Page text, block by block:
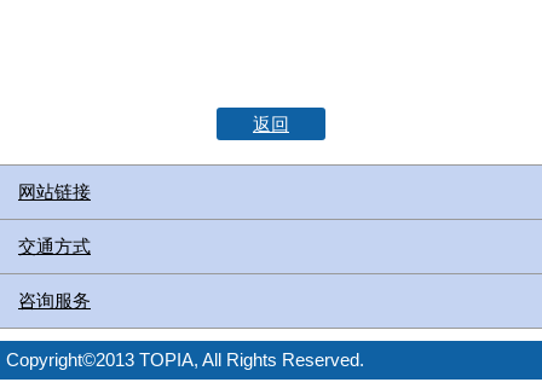
返回
网站链接
交通方式
咨询服务
Copyright©2013 TOPIA, All Rights Reserved.